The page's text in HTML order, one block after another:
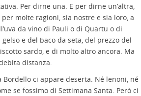
Per dirne una. E per dirne un’altra,
molte ragioni, sia nostre e sia loro, a
da vino di Pauli o di Quartu o di
e del baco da seta, del prezzo del
sardo, e di molto altro ancora. Ma
distanza.
Bordello ci appare deserta. Né lenoni, né
se fossimo di Settimana Santa. Però ci